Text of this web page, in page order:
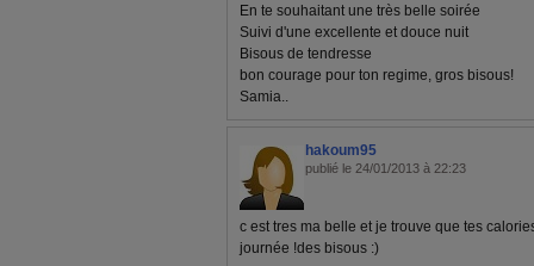
En te souhaitant une très belle soirée
Suivi d'une excellente et douce nuit
Bisous de tendresse
bon courage pour ton regime, gros bisous!
Samia..
hakoum95
publié le 24/01/2013 à 22:23
c est tres ma belle et je trouve que tes
journée !des bisous :)